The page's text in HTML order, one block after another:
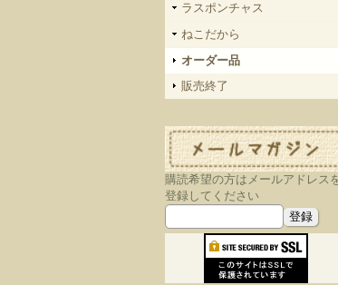
ラスポンチャス
ねこだから
オーダー品
販売終了
購読希望の方はメールアドレス
登録してください